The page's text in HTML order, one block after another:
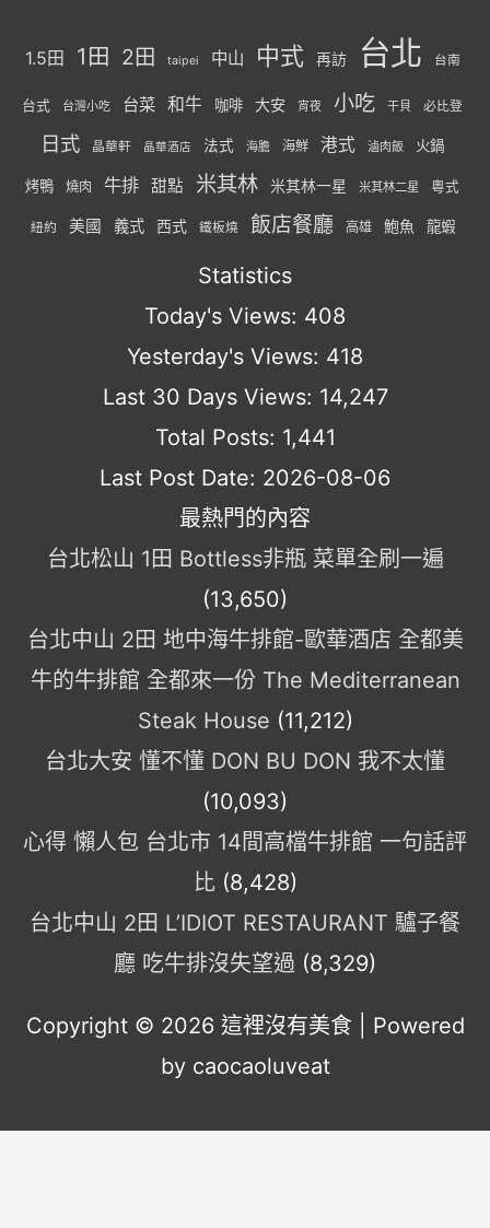
1.5田 1田 2田 taipei 中山 中式 再訪 台北 台南
台式 台灣小吃 台菜 和牛 咖啡 大安 宵夜 小吃 干貝 必比登
日式 晶華軒 晶華酒店 法式 海膽 海鮮 港式 滷肉飯 火鍋
烤鴨 燒肉 牛排 甜點 米其林 米其林一星 米其林二星 粵式
紐約 美國 義式 西式 鐵板燒 飯店餐廳 高雄 鮑魚 龍蝦
Statistics
Today's Views: 408
Yesterday's Views: 418
Last 30 Days Views: 14,247
Total Posts: 1,441
Last Post Date: 2026-08-06
最熱門的內容
台北松山 1田 Bottless非瓶 菜單全刷一遍
(13,650)
台北中山 2田 地中海牛排館-歐華酒店 全都美
牛的牛排館 全都來一份 The Mediterranean
Steak House (11,212)
台北大安 懂不懂 DON BU DON 我不太懂
(10,093)
心得 懶人包 台北市 14間高檔牛排館 一句話評
比 (8,428)
台北中山 2田 L’IDIOT RESTAURANT 驢子餐
廳 吃牛排沒失望過 (8,329)
Copyright © 2026 這裡沒有美食 | Powered
by caocaoluveat